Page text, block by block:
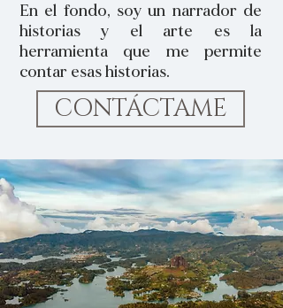
En el fondo, soy un narrador de
historias y el arte es la
herramienta que me permite
contar esas historias.
CONTÁCTAME